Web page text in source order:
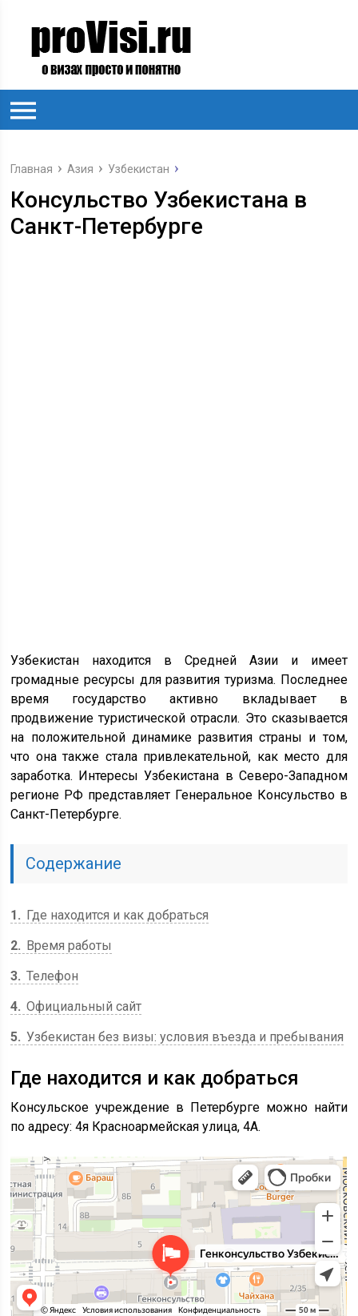
Главная Азия Узбекистан
Консульство Узбекистана в
Санкт-Петербурге
Узбекистан находится в Средней Азии и имеет
громадные ресурсы для развития туризма. Последнее
время государство активно вкладывает в
продвижение туристической отрасли. Это сказывается
на положительной динамике развития страны и том,
что она также стала привлекательной, как место для
заработка. Интересы Узбекистана в Северо-Западном
регионе РФ представляет Генеральное Консульство в
Санкт-Петербурге.
Содержание
1
Где находится и как добраться
2
Время работы
3 Телефон
4 Официальный сайт
5 Узбекистан без визы: условия въезда и пребывания
Где находится и как добраться
Консульское учреждение в Петербурге можно найти
по адресу: 4я Красноармейская улица, 4А.